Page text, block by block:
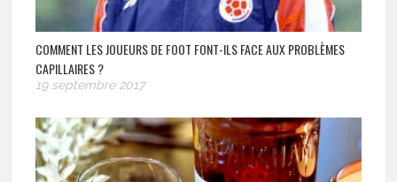
COMMENT LES JOUEURS DE FOOT FONT-ILS FACE AUX PROBLÈMES
CAPILLAIRES ?
19 septembre 2017